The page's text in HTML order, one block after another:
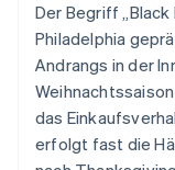
Der Begriff „Black
Philadelphia
Andrangs in der
das
erfolgt fast die